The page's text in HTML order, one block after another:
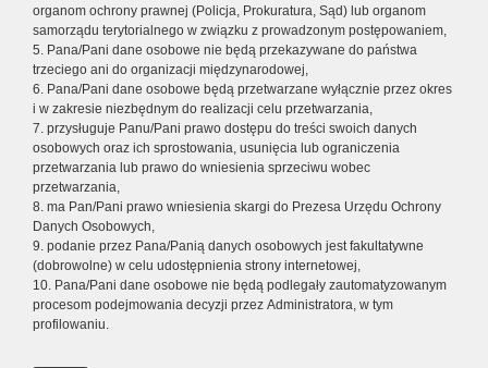
organom ochrony prawnej (Policja, Prokuratura, Sąd) lub organom
samorządu terytorialnego w związku z prowadzonym postępowaniem,
5. Pana/Pani dane osobowe nie będą przekazywane do państwa
trzeciego ani do organizacji międzynarodowej,
6. Pana/Pani dane osobowe będą przetwarzane wyłącznie przez okres
i w zakresie niezbędnym do realizacji celu przetwarzania,
7. przysługuje Panu/Pani prawo dostępu do treści swoich danych
osobowych oraz ich sprostowania, usunięcia lub ograniczenia
przetwarzania lub prawo do wniesienia sprzeciwu wobec
przetwarzania,
8. ma Pan/Pani prawo wniesienia skargi do Prezesa Urzędu Ochrony
Danych Osobowych,
9. podanie przez Pana/Panią danych osobowych jest fakultatywne
(dobrowolne) w celu udostępnienia strony internetowej,
10. Pana/Pani dane osobowe nie będą podlegały zautomatyzowanym
procesom podejmowania decyzji przez Administratora, w tym
profilowaniu.